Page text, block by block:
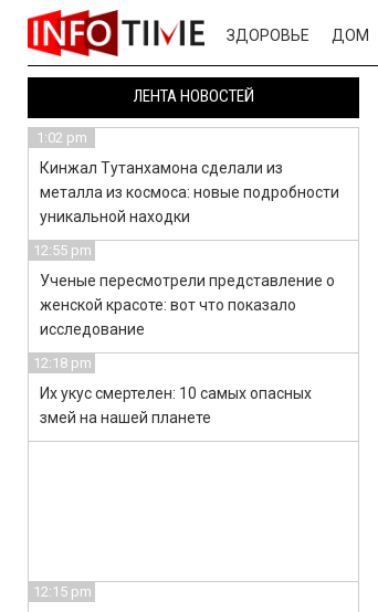
ЗДОРОВЬЕ ДОМ
ЛЕНТА НОВОСТЕЙ
1:02 pm
Кинжал Тутанхамона сделали из
металла из космоса: новые подробности
уникальной находки
12:55 pm
Ученые пересмотрели представление о
женской красоте: вот что показало
исследование
12:18 pm
Их укус смертелен: 10 самых опасных
змей на нашей планете
12:15 pm